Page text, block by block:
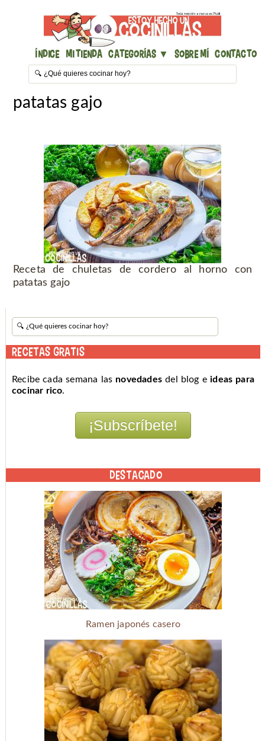
Índice Mi Tienda Categorías ▼ Sobre mí Contacto
patatas gajo
Receta de chuletas de cordero al horno con
patatas gajo
RECETAS GRATIS
Recibe cada semana las novedades del blog eideas para
cocinar rico.
DESTACADO
Ramen japonés casero